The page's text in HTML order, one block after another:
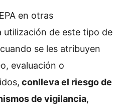
en otras
utilización de este tipo de
se les atribuyen
evaluación o
conlleva el riesgo de
de vigilancia,